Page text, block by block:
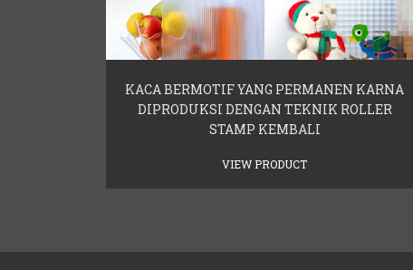
KACA BERMOTIF YANG PERMANEN KARNA
DIPRODUKSI DENGAN TEKNIK ROLLER
STAMP KEMBALI
VIEW PRODUCT